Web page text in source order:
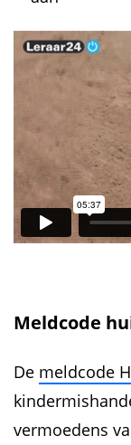
Meldcode
De meldcode
vermoedens